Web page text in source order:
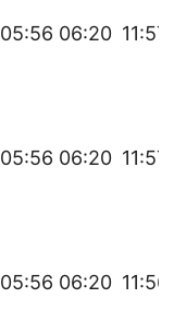
05:56 06:20 11:57
05:56 06:20 11:57
05:56 06:20 11:56